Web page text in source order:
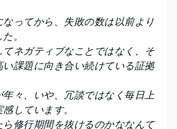
ってから、失敗の数は以前より
。
てネガティブなことではなく、そ
課題に向き合い続けている証拠
々、いや、冗談ではなく毎日上
しています。
ら修行期間を抜けるのかななんて